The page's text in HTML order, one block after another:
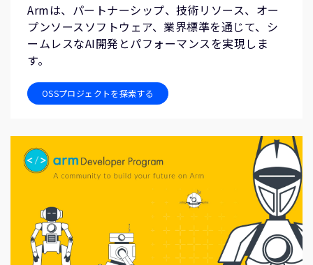
Armは、パートナーシップ、技術リソース、オー
プンソースソフトウェア、業界標準を通じて、シ
ームレスなAI開発とパフォーマンスを実現しま
す。
OSSプロジェクトを探索する